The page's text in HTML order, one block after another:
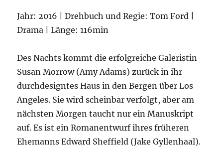
Jahr: 2016 | Drehbuch und Regie: Tom Ford |
Drama | Länge: 116min
Des Nachts kommt die erfolgreiche Galeristin
Susan Morrow (Amy Adams) zurück in ihr
durchdesigntes Haus in den Bergen über Los
Angeles. Sie wird scheinbar verfolgt, aber am
nächsten Morgen taucht nur ein Manuskript
auf. Es ist ein Romanentwurf ihres früheren
Ehemanns Edward Sheffield (Jake Gyllenhaal).